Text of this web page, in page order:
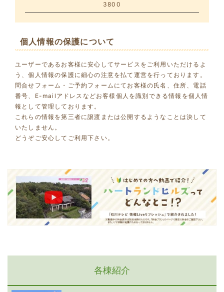
3800
個人情報の保護について
ユーザーであるお客様に安心してサービスをご利用いただけるよ
う、個人情報の保護に細心の注意を払て運営を行っております。
問合せフォーム・ご予約フォームにてお客様の氏名、住所、電話
番号、E-mailアドレスなどお客様個人を識別できる情報を個人情
報として管理しております。
これらの情報を第三者に譲渡または公開するようなことは決して
いたしません。
どうぞご安心してご利用下さい。
各棟紹介